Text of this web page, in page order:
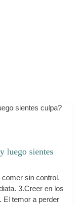
luego sientes
sin control.
3.Creer en los
El temor a perder